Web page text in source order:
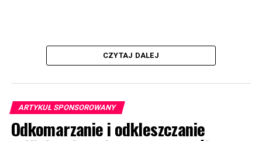
CZYTAJ DALEJ
ARTYKUŁ SPONSOROWANY
Odkomarzanie i odkleszczanie